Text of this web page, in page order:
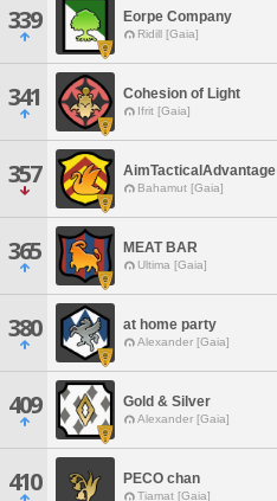
339 Eorpe Company
Ridill [Gaia]
341 Cohesion of Light
Ifrit [Gaia]
357 AimTacticalAdvantage
Bahamut [Gaia]
365 MEAT BAR
Ultima [Gaia]
380 at home party
Alexander [Gaia]
409 Gold & Silver
Alexander [Gaia]
410 PECO chan
Tiamat [Gaia]